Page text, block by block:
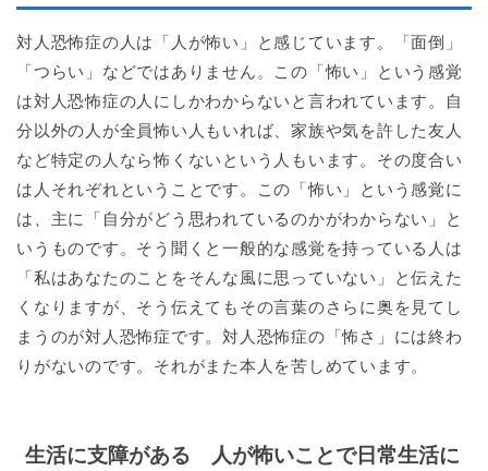
対人恐怖症の人は「人が怖い」と感じています。「面倒」
「つらい」などではありません。この「怖い」という感覚
は対人恐怖症の人にしかわからないと言われています。自
分以外の人が全員怖い人もいれば、家族や気を許した友人
など特定の人なら怖くないという人もいます。その度合い
は人それぞれということです。この「怖い」という感覚に
は、主に「自分がどう思われているのかがわからない」と
いうものです。そう聞くと一般的な感覚を持っている人は
「私はあなたのことをそんな風に思っていない」と伝えた
くなりますが、そう伝えてもその言葉のさらに奥を見てし
まうのが対人恐怖症です。対人恐怖症の「怖さ」には終わ
りがないのです。それがまた本人を苦しめています。
生活に支障がある 人が怖いことで日常生活に